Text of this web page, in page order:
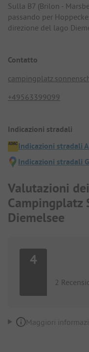
Sulla B7 (Brilon -
passando per
direzione del lago
Contatto
+49563399099
Indicazioni stradali
Indicazioni stradali
Indicazioni stradali
Valutazioni
Campingplatz
Diemelsee
4
2
Maggiori